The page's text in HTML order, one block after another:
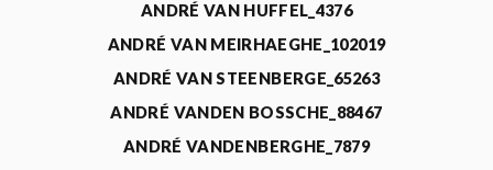
ANDRÉ VAN HUFFEL_4376
ANDRÉ VAN MEIRHAEGHE_102019
ANDRÉ VAN STEENBERGE_65263
ANDRÉ VANDEN BOSSCHE_88467
ANDRÉ VANDENBERGHE_7879